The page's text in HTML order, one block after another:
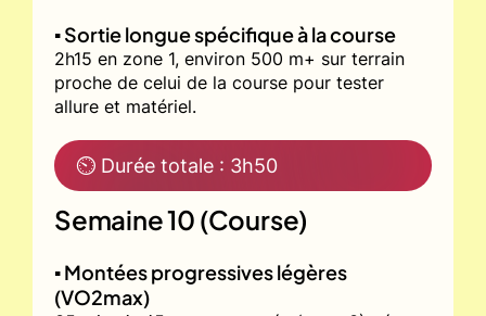
▪️ Sortie longue spécifique à la course
2h15 en zone 1, environ 500 m+ sur terrain
proche de celui de la course pour tester
allure et matériel.
⏲ Durée totale : 3h50
Semaine 10 (Course)
▪️ Montées progressives légères
(VO2max)